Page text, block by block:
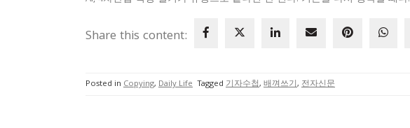
Share this content:
Posted in Copying, Daily Life Tagged 기자수첩, 배껴쓰기, 전자신문